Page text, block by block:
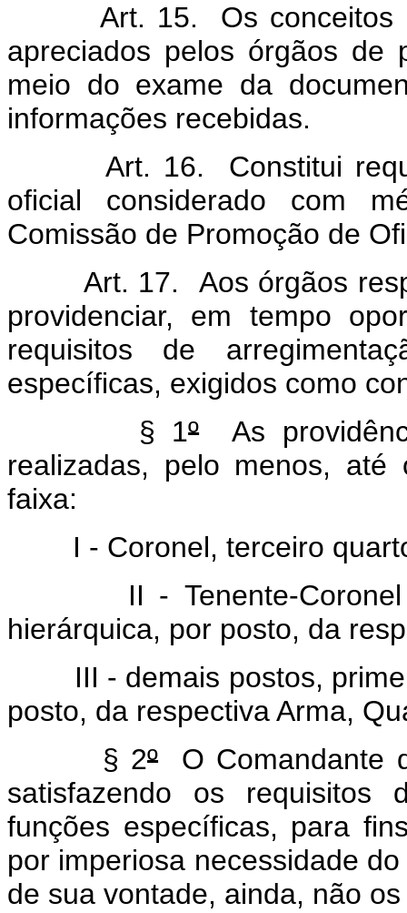
Art. 15. Os conceitos
apreciados pelos órgãos de
meio do exame da
informações recebidas.
Art. 16. Constitui
oficial considerado com
Comissão de Promoção de
Art. 17. Aos órgãos
providenciar, em tempo
requisitos de
específicas, exigidos como
§ 1ºAs
realizadas, pelo menos,
faixa:
I - Coronel, terceiro quarto
II - Tenente-Coronel e
hierárquica, por posto, da
III - demais postos,
posto, da respectiva Arma,
§ 2º O Comandante
satisfazendo os requisitos
funções específicas, para
por imperiosa necessidade
de sua vontade, ainda, não